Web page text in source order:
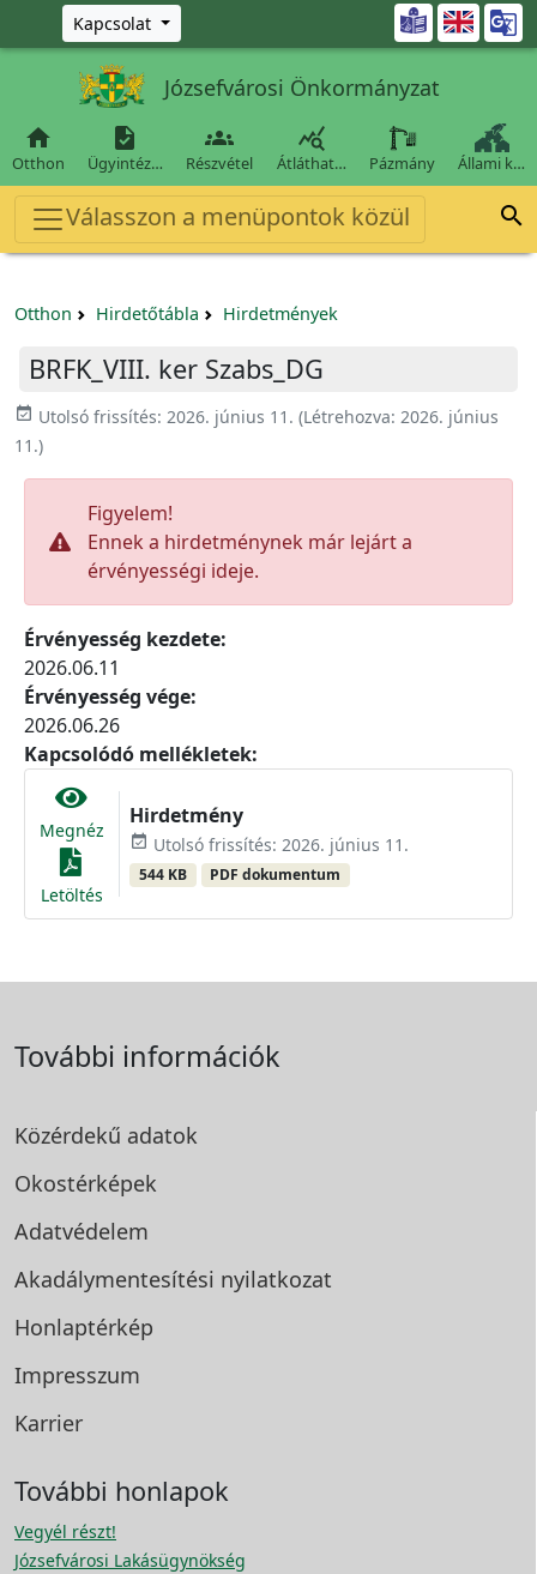
Ugrás a fő tartalomra
Kapcsolat 
Józsefvárosi Önkormányzat

Otthon

Ügyintéz…

Részvétel

Átláthat… Pázmány Állami k…
Válasszon a menüpontok közül 
Otthon Hirdetőtábla Hirdetmények
BRFK_VIII. ker Szabs_DG
event_available Utolsó frissítés: 2026. június 11. (Létrehozva: 2026. június
11.)
Figyelem!
Ennek a hirdetménynek már lejárt a
érvényességi ideje.
Érvényesség kezdete:
2026.06.11
Érvényesség vége:
2026.06.26
Kapcsolódó mellékletek:
Megnéz
Letöltés
Hirdetmény
event_available Utolsó frissítés: 2026. június 11.
544 KB PDF dokumentum
További információk
Közérdekű adatok
Okostérképek
Adatvédelem
Akadálymentesítési nyilatkozat
Honlaptérkép
Impresszum
Karrier
További honlapok
Vegyél részt!
Józsefvárosi Lakásügynökség